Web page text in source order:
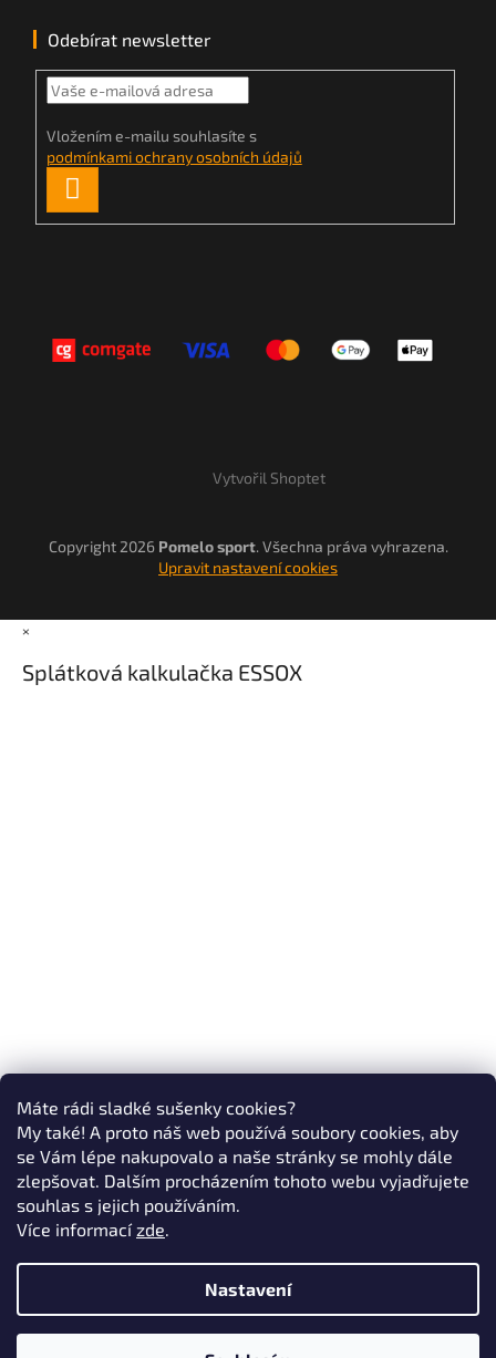
Máte rádi sladké sušenky cookies?
My také! A proto náš web používá soubory cookies, aby
se Vám lépe nakupovalo a naše stránky se mohly dále
zlepšovat. Dalším procházením tohoto webu vyjadřujete
souhlas s jejich používáním.
Více informacízde.
Nastavení
Odebírat newsletter
Vložením e-mailu souhlasíte s
podmínkami ochrany osobních údajů
SE
Vytvořil Shoptet
Copyright 2026 Pomelo sport. Všechna práva vyhrazena.
Upravit nastavení cookies
×
Splátková kalkulačka ESSOX